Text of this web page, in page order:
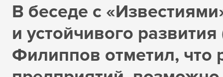
В беседе с
и устойчивого
Филиппов отметил,